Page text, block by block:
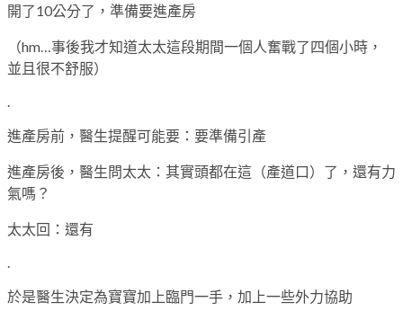
開了10公分了，準備要進產房
（hm…事後我才知道太太這段期間一個人奮戰了四個小時，
並且很不舒服）
進產房前，醫生提醒可能要：要準備引產
進產房後，醫生問太太：其實頭都在這（產道口）了，還有力
氣嗎？
太太回：還有
於是醫生決定為寶寶加上臨門一手，加上一些外力協助